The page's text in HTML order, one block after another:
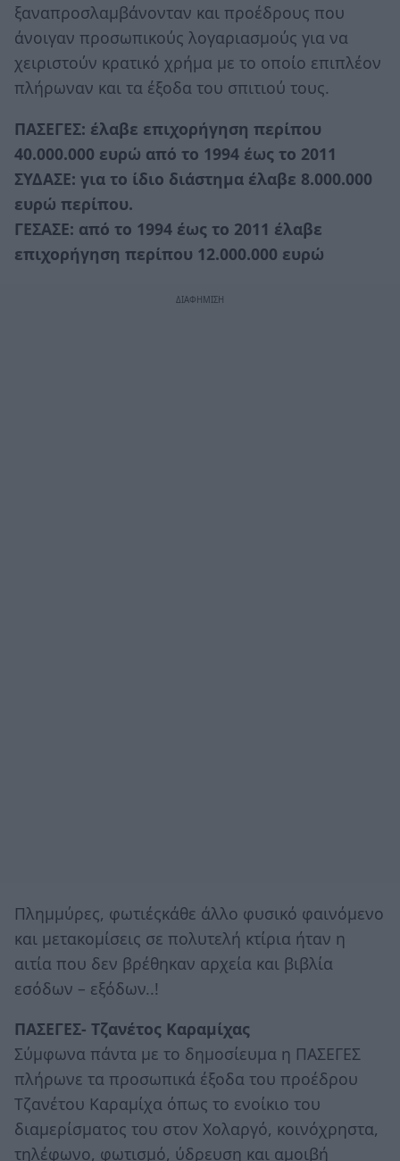
ξαναπροσλαμβάνονταν και προέδρους που
άνοιγαν προσωπικούς λογαριασμούς για να
χειριστούν κρατικό χρήμα με το οποίο επιπλέον
πλήρωναν και τα έξοδα του σπιτιού τους.
ΠΑΣΕΓΕΣ: έλαβε επιχορήγηση περίπου
40.000.000 ευρώ από το 1994 έως το 2011
ΣΥΔΑΣΕ: για το ίδιο διάστημα έλαβε 8.000.000
ευρώ περίπου.
ΓΕΣΑΣΕ: από το 1994 έως το 2011 έλαβε
επιχορήγηση περίπου 12.000.000 ευρώ
Πλημμύρες, φωτιέςκάθε άλλο φυσικό φαινόμενο
και μετακομίσεις σε πολυτελή κτίρια ήταν η
αιτία που δεν βρέθηκαν αρχεία και βιβλία
εσόδων – εξόδων..!
ΠΑΣΕΓΕΣ- Τζανέτος Καραμίχας
Σύμφωνα πάντα με το δημοσίευμα η ΠΑΣΕΓΕΣ
πλήρωνε τα προσωπικά έξοδα του προέδρου
Τζανέτου Καραμίχα όπως το ενοίκιο του
διαμερίσματος του στον Χολαργό, κοινόχρηστα,
τηλέφωνο, φωτισμό, ύδρευση και αμοιβή